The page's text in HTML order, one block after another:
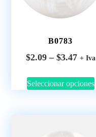
B0783
$2.09 – $3.47 + Iva
Seleccionar opciones